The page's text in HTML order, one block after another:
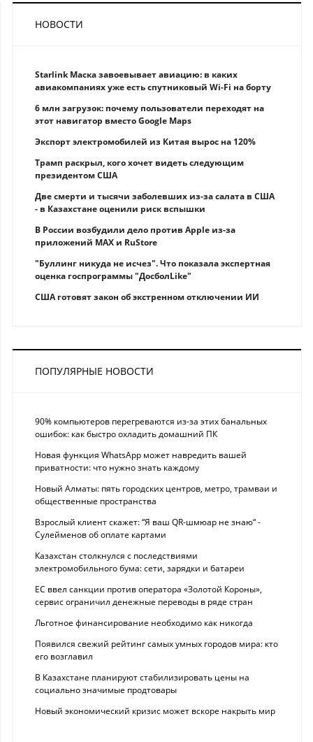
НОВОСТИ
Starlink Маска завоевывает авиацию: в каких
авиакомпаниях уже есть спутниковый Wi-Fi на борту
6 млн загрузок: почему пользователи переходят на
этот навигатор вместо Google Maps
Экспорт электромобилей из Китая вырос на 120%
Трамп раскрыл, кого хочет видеть следующим
президентом США
Две смерти и тысячи заболевших из-за салата в США
- в Казахстане оценили риск вспышки
В России возбудили дело против Apple из-за
приложений MAX и RuStore
"Буллинг никуда не исчез". Что показала экспертная
оценка госпрограммы "ДосболLike"
США готовят закон об экстренном отключении ИИ
ПОПУЛЯРНЫЕ НОВОСТИ
90% компьютеров перегреваются из-за этих банальных
ошибок: как быстро охладить домашний ПК
Новая функция WhatsApp может навредить вашей
приватности: что нужно знать каждому
Новый Алматы: пять городских центров, метро, трамваи и
общественные пространства
Взрослый клиент скажет: “Я ваш QR-шмюар не знаю“ -
Сулейменов об оплате картами
Казахстан столкнулся с последствиями
электромобильного бума: сети, зарядки и батареи
ЕС ввел санкции против оператора «Золотой Короны»,
сервис ограничил денежные переводы в ряде стран
Льготное финансирование необходимо как никогда
Появился свежий рейтинг самых умных городов мира: кто
его возглавил
В Казахстане планируют стабилизировать цены на
социально значимые продтовары
Новый экономический кризис может вскоре накрыть мир